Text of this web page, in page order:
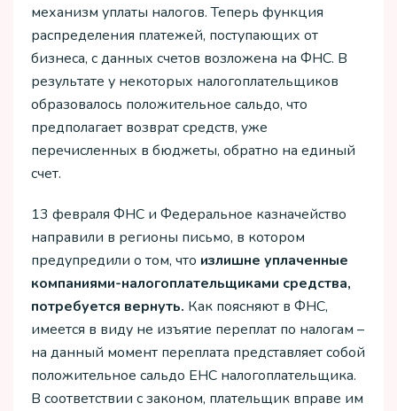
механизм уплаты налогов. Теперь функция
распределения платежей, поступающих от
бизнеса, с данных счетов возложена на ФНС. В
результате у некоторых налогоплательщиков
образовалось положительное сальдо, что
предполагает возврат средств, уже
перечисленных в бюджеты, обратно на единый
счет.
13 февраля ФНС и Федеральное казначейство
направили в регионы письмо, в котором
предупредили о том, что излишне уплаченные
компаниями-налогоплательщиками средства,
потребуется вернуть. Как поясняют в ФНС,
имеется в виду не изъятие переплат по налогам –
на данный момент переплата представляет собой
положительное сальдо ЕНС налогоплательщика.
В соответствии с законом, плательщик вправе им